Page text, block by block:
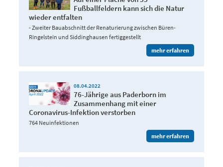
Fußballfeldern kann sich die Natur
wieder entfalten
- Zweiter Bauabschnitt der Renaturierung zwischen Büren-
Ringelstein und Siddinghausen fertiggestellt
mehr erfahren
08.04.2022
76-Jährige aus Paderborn im
Zusammenhang mit einer
Coronavirus-Infektion verstorben
764 Neuinfektionen
mehr erfahren